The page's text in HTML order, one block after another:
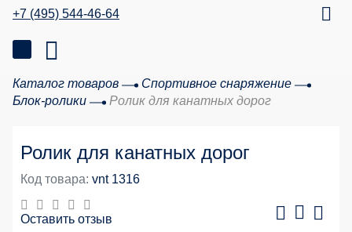
+7 (495) 544-46-64
Каталог товаров
Спортивное снаряжение
Блок-ролики
Ролик для канатных дорог
Ролик для канатных дорог
Код товара: vnt 1316
Оставить отзыв